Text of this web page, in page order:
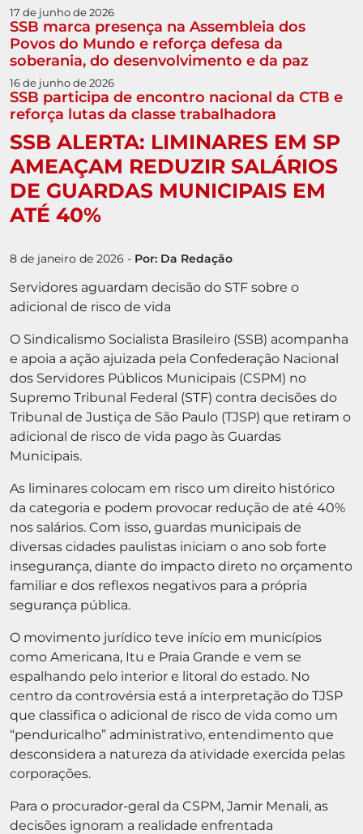
SSB ALERTA: LIMINARES EM SP
AMEAÇAM REDUZIR SALÁRIOS
DE GUARDAS MUNICIPAIS EM
ATÉ 40%
8 de janeiro de 2026 - Por: Da Redação
Servidores aguardam decisão do STF sobre o
adicional de risco de vida
O Sindicalismo Socialista Brasileiro (SSB) acompanha
e apoia a ação ajuizada pela Confederação Nacional
dos Servidores Públicos Municipais (CSPM) no
Supremo Tribunal Federal (STF) contra decisões do
Tribunal de Justiça de São Paulo (TJSP) que retiram o
adicional de risco de vida pago às Guardas
Municipais.
As liminares colocam em risco um direito histórico
da categoria e podem provocar redução de até 40%
nos salários. Com isso, guardas municipais de
diversas cidades paulistas iniciam o ano sob forte
insegurança, diante do impacto direto no orçamento
familiar e dos reflexos negativos para a própria
segurança pública.
O movimento jurídico teve início em municípios
como Americana, Itu e Praia Grande e vem se
espalhando pelo interior e litoral do estado. No
centro da controvérsia está a interpretação do TJSP
que classifica o adicional de risco de vida como um
“penduricalho” administrativo, entendimento que
desconsidera a natureza da atividade exercida pelas
corporações.
Para o procurador-geral da CSPM, Jamir Menali, as
decisões ignoram a realidade enfrentada
17 de junho de 2026
SSB marca presença na Assembleia dos
Povos do Mundo e reforça defesa da
soberania, do desenvolvimento e da paz
16 de junho de 2026
SSB participa de encontro nacional da CTB e
reforça lutas da classe trabalhadora